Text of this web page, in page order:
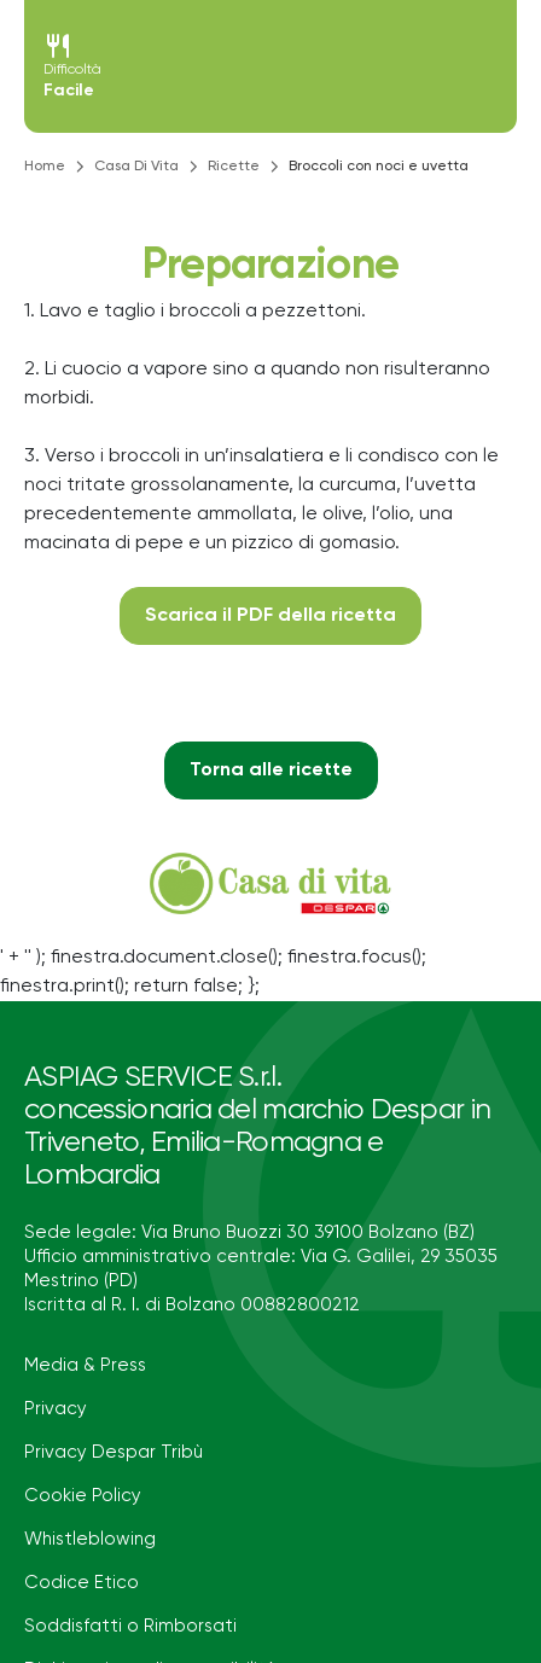
restaurant
Difficoltà
Facile
Home Casa Di Vita Ricette Broccoli con noci e uvetta
Preparazione
1. Lavo e taglio i broccoli a pezzettoni.
2. Li cuocio a vapore sino a quando non risulteranno
morbidi.
3. Verso i broccoli in un’insalatiera e li condisco con le
noci tritate grossolanamente, la curcuma, l’uvetta
precedentemente ammollata, le olive, l’olio, una
macinata di pepe e un pizzico di gomasio.
Scarica il PDF della ricetta
Torna alle ricette
' + '' ); finestra.document.close(); finestra.focus();
finestra.print(); return false; };
ASPIAG SERVICE S.r.l.
concessionaria del marchio Despar in
Triveneto, Emilia-Romagna e
Lombardia
Sede legale: Via Bruno Buozzi 30 39100 Bolzano (BZ)
Ufficio amministrativo centrale: Via G. Galilei, 29 35035
Mestrino (PD)
Iscritta al R. I. di Bolzano 00882800212
Media & Press
Privacy
Privacy Despar Tribù
Cookie Policy
Whistleblowing
Codice Etico
Soddisfatti o Rimborsati